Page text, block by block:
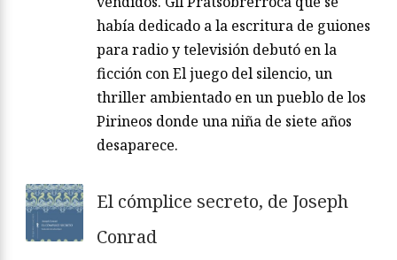
había dedicado a la escritura de guiones
para radio y televisión debutó en la
ficción con El juego del silencio, un
thriller ambientado en un pueblo de los
Pirineos donde una niña de siete años
desaparece.
El cómplice secreto, de Joseph
Conrad